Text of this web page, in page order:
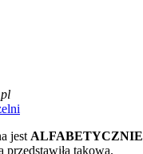
jest ALFABETYCZNIE
przedstawiła takową.